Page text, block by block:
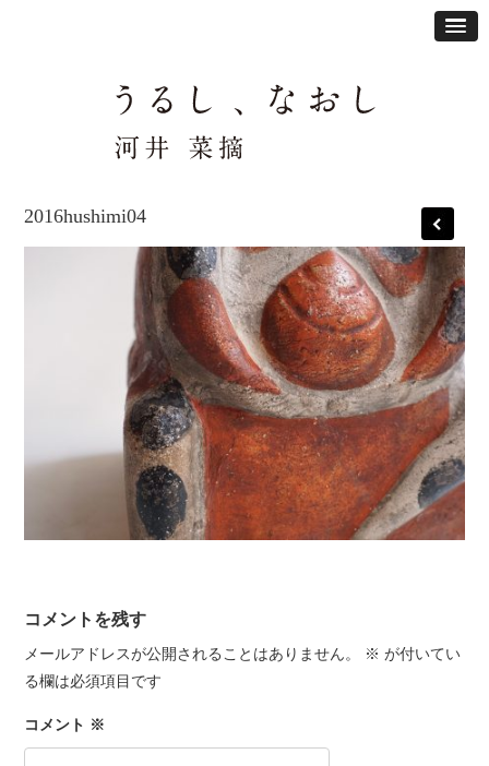
2016hushimi04
コメントを残す
メールアドレスが公開されることはありません。 ※ が付いてい
る欄は必須項目です
コメント ※